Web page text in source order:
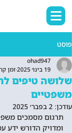
פוסט
שלושה טיפים
משפטיים
ohad947
19 בינו׳ 2025
זמן
עודכן: 2 בפבר׳ 2025
תרגום מסמכים
ומדויק הדורש